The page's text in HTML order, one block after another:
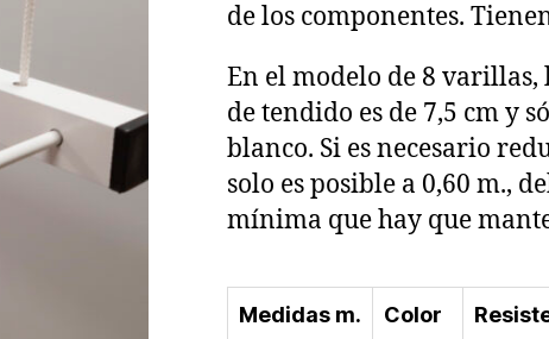
de los componentes.
En el modelo de 8
de tendido es de 7,5 cm y
blanco. Si es necesario
solo es posible a 0,60 m.,
mínima que hay que
Medidas m. Color